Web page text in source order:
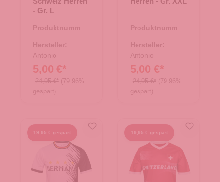
- Gr. L
Produktnummer:
Hersteller:
Antonio
5,00 €*
24,95 €* (79.96%
gespart)
Produktnummer:
Hersteller:
Antonio
5,00 €*
24,95 €* (79.96%
gespart)
19,95 € gespart 19,95 € gespart